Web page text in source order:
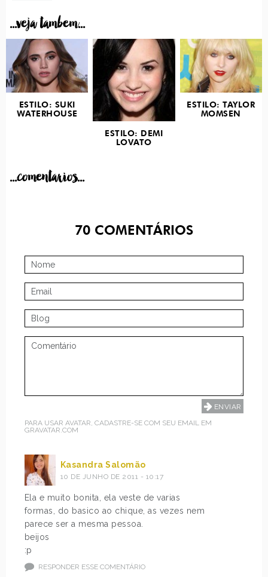
...veja tambem...
ESTILO: SUKI
WATERHOUSE
ESTILO: DEMI
LOVATO
ESTILO: TAYLOR
MOMSEN
...comentarios...
70 COMENTÁRIOS
PARA USAR AVATAR, CADASTRE-SE COM SEU EMAIL EM
GRAVATAR.COM
Kasandra Salomão
10 DE JUNHO DE 2011 - 10:17
Ela e muito bonita, ela veste de varias
formas, do basico ao chique, as vezes nem
parece ser a mesma pessoa.
beijos
:p
RESPONDER ESSE COMENTÁRIO